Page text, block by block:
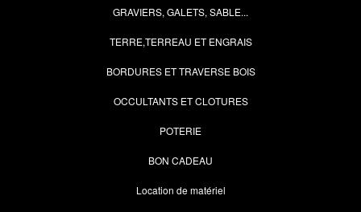
GRAVIERS, GALETS, SABLE...
TERRE,TERREAU ET ENGRAIS
BORDURES ET TRAVERSE BOIS
OCCULTANTS ET CLOTURES
POTERIE
BON CADEAU
Location de matériel